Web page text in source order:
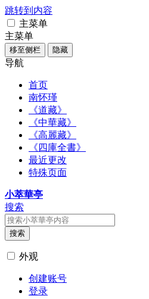
跳转到内容
主菜单
主菜单
移至侧栏 隐藏
导航
首页
南怀瑾
《道藏》
《中華藏》
《高麗藏》
《四庫全書》
最近更改
特殊页面
小萃華亭
搜索
搜索
外观
创建账号
登录